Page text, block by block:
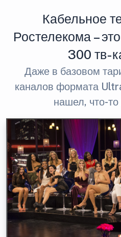
Кабельное
Ростелекома –
300 тв-
Даже в базовом
каналов формата
нашел, что-